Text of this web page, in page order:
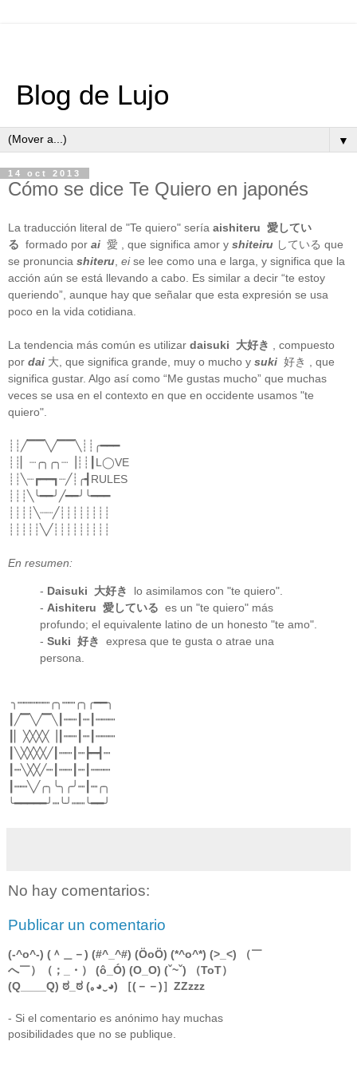
Blog de Lujo
▼
14 oct 2013
Cómo se dice Te Quiero en japonés
La traducción literal de "Te quiero" sería aishiteru 愛してい
る formado por ai 愛 , que significa amor y shiteiru している que
se pronuncia shiteru eise lee como una e larga, y significa que la
acción aún se está llevando a cabo. Es similar a decir “te estoy
queriendo”, aunque hay que señalar que esta expresión se usa
poco en la vida cotidiana.
La tendencia más común es utilizar daisuki 大好き
, compuesto
por dai 大, que significa grande, muy o mucho y suki 好き , que
significa gustar. Algo así como “Me gustas mucho” que muchas
veces se usa en el contexto en que en occidente usamos "te
quiero".
┊┊╱▔▔╲╱▔▔╲┊┊╭━━━
┊┊▏┈╭╮╭╮┈▕┊┊┃L◯VE
┊┊╲┈┏━━┓┈╱┊╭┫RULES
┊┊┊╲╰━━╯╱━━╯╰━━━
┊┊┊┊╲┈┈╱┊┊┊┊┊┊┊┊
┊┊┊┊┊╲╱┊┊┊┊┊┊┊┊┊
En resumen:
- Daisuki 大好き
lo asimilamos con "te quiero".
- Aishiteru 愛している es un "te quiero" más
profundo; el equivalente latino de un honesto "te amo".
- Suki 好き
expresa que te gusta o atrae una
persona.
╮┉┉┉┉┉╭╮┉┉╭╮╭━━╮
┃╱▔╲╱▔╲┃┉┉┃┉┃┉┉┉
┃▏╳╳╳╳▕┃┉┉┃┉┃┉┉┉
┃╲╳╳╳╳╱┃┉┉┃┉┣━┫┉
┃┉╲╳╳╱┉┃┉┉┃┉┃┉┉┉
┃┉┉╲╱╭╮╰╮╭╯┉┃┉╭╮
╰━━━━━╯┉╰╯┉┉╰━━╯
No hay comentarios:
Publicar un comentario
(-^o^-) (＾＿－) (#^_^#) (ÖoÖ) (*^o^*) (>_<) （￣
へ￣）（；_・） (ô_Ó) (O_O) (ˇ~ˇ) （ToT）
(Q____Q) ಠ_ಠ (｡◕‿◕) ［(－－)］ZZzzz
- Si el comentario es anónimo hay muchas
posibilidades que no se publique.